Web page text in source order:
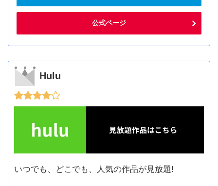
公式ページ
Hulu
いつでも、どこでも、人気の作品が見放題!